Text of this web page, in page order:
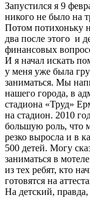
Запустился я 9
никого не было на
Потом потихоньку
два после этого ­ и
финансовых
И я начал искать
у меня уже была
заниматься. Мы
нашего города, в
стадиона «Труд»
на стадион. 2010
большую роль, что
резко выросла и в
500 детей. Могу
заниматься в
из тех ребят, кто
готовятся на
На детский,